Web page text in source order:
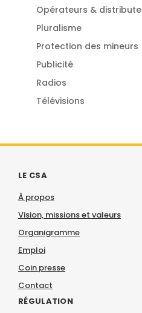
Opérateurs &
Pluralisme
Protection des mineurs
Publicité
Radios
Télévisions
LE CSA
À propos
Vision, missions et valeurs
Organigramme
Emploi
Coin presse
Contact
RÉGULATION